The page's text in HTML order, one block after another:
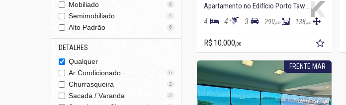
Mobiliado 6
Semimobiliado 1
Alto Padrão 6
DETALHES
Qualquer
Ar Condicionado
6
Churrasqueira 2
Sacada / Varanda 2
Apartamento no Edifício Porto Tawny
4 4 3 290,00 138,00
R$ 10.000,00
FRENTE MAR